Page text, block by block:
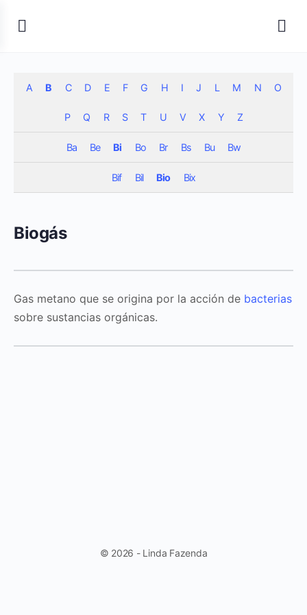
A B C D E F G H I J L M N O
P Q R S T U V X Y Z
Ba Be Bi Bo Br Bs Bu Bw
Bif Bil Bio Bix
Biogás
Gas metano que se origina por la acción de bacterias
sobre sustancias orgánicas.
© 2026 - Linda Fazenda